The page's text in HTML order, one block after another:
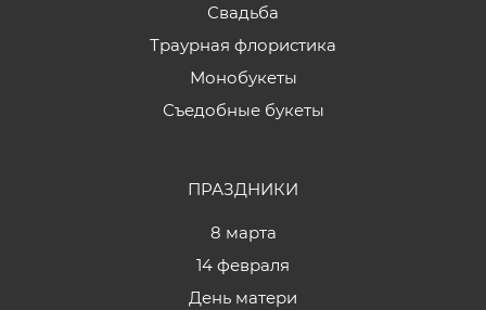
Свадьба
Траурная флористика
Монобукеты
Съедобные букеты
ПРАЗДНИКИ
8 марта
14 февраля
День матери